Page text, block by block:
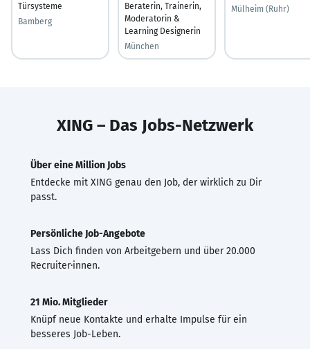
Türsysteme
Bamberg
Beraterin, Trainerin,
Moderatorin &
Learning Designerin
München
Mülheim (Ruhr)
XING – Das Jobs-Netzwerk
Über eine Million Jobs
Entdecke mit XING genau den Job, der wirklich zu Dir
passt.
Persönliche Job-Angebote
Lass Dich finden von Arbeitgebern und über 20.000
Recruiter·innen.
21 Mio. Mitglieder
Knüpf neue Kontakte und erhalte Impulse für ein
besseres Job-Leben.